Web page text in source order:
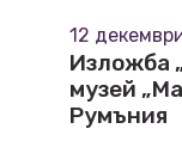
12
Изложба
музей
Румъния